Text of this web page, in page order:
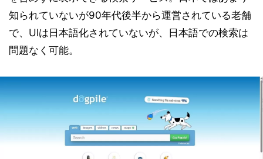
知られていないが90年代後半から運営されている老舗
で、UIは日本語化されていないが、日本語での検索は
問題なく可能。